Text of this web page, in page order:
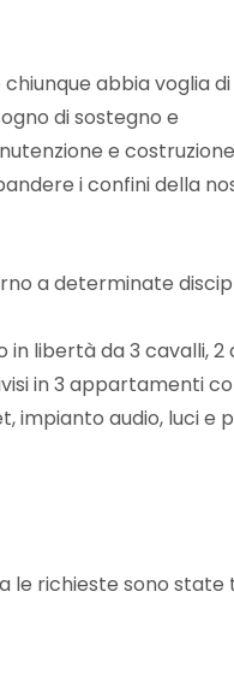
abbia voglia di
di sostegno e
e
i confini della
a determinate
libertà da 3 cavalli, 2
in 3 appartamenti
impianto audio, luci e
le richieste sono state